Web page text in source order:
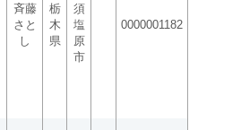
斉藤
さと
し
栃
木
県
須
塩
原
市
0000001182